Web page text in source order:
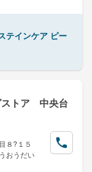
テインケア ピー
ストア 中央台
８?１５
おうだい